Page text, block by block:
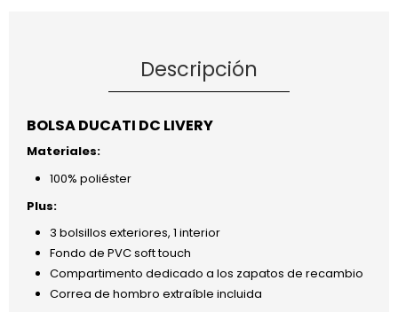
Descripción
BOLSA DUCATI DC LIVERY
Materiales:
100% poliéster
Plus:
3 bolsillos exteriores, 1 interior
Fondo de PVC soft touch
Compartimento dedicado a los zapatos de recambio
Correa de hombro extraíble incluida